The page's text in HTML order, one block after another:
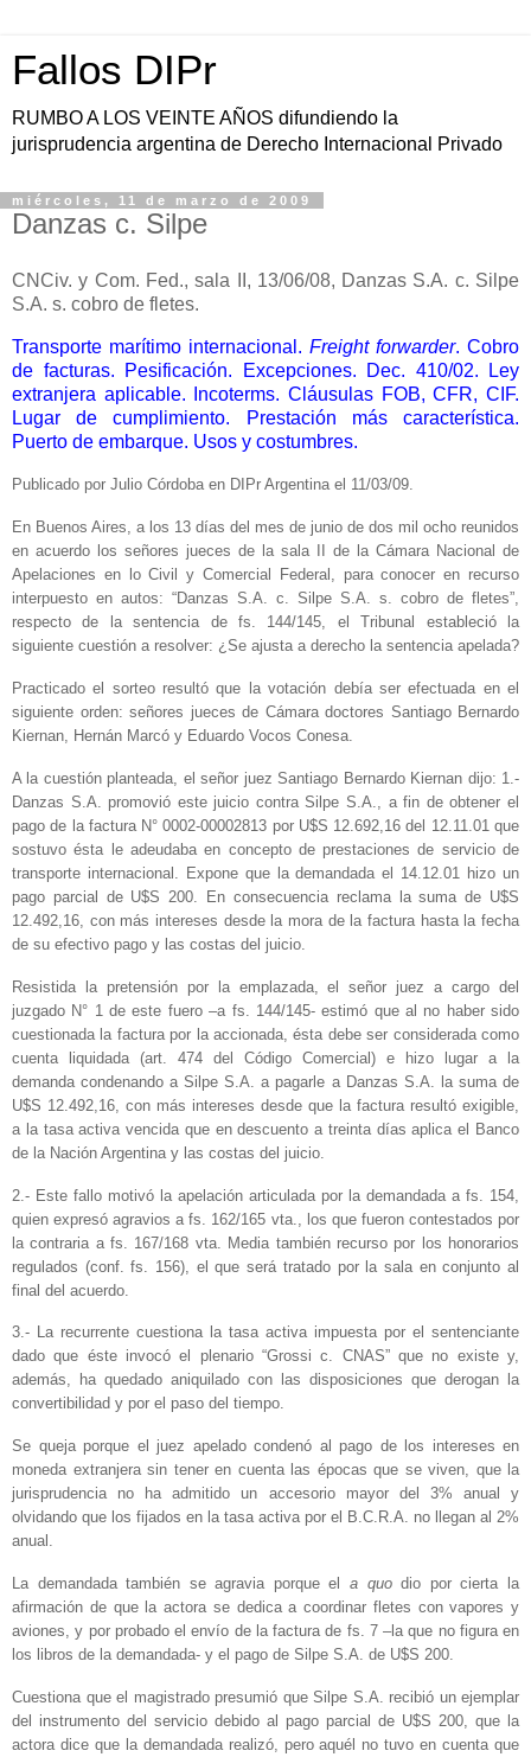
Fallos DIPr
RUMBO A LOS VEINTE AÑOS difundiendo la
jurisprudencia argentina de Derecho Internacional Privado
miércoles, 11 de marzo de 2009
Danzas c. Silpe
CNCiv. y Com. Fed., sala II, 13/06/08, Danzas S.A. c. Silpe
S.A. s. cobro de fletes.
Transporte marítimo internacional. Freight forwarder. Cobro
de facturas. Pesificación. Excepciones. Dec. 410/02. Ley
extranjera aplicable. Incoterms. Cláusulas FOB, CFR, CIF.
Lugar de cumplimiento. Prestación más característica.
Puerto de embarque. Usos y costumbres.
Publicado por Julio Córdoba en DIPr Argentina el 11/03/09.
En Buenos Aires, a los 13 días del mes de junio de dos mil ocho reunidos
en acuerdo los señores jueces de la sala II de la Cámara Nacional de
Apelaciones en lo Civil y Comercial Federal, para conocer en recurso
interpuesto en autos: “Danzas S.A. c. Silpe S.A. s. cobro de fletes”,
respecto de la sentencia de fs. 144/145, el Tribunal estableció la
siguiente cuestión a resolver: ¿Se ajusta a derecho la sentencia apelada?
Practicado el sorteo resultó que la votación debía ser efectuada en el
siguiente orden: señores jueces de Cámara doctores Santiago Bernardo
Kiernan, Hernán Marcó y Eduardo Vocos Conesa.
A la cuestión planteada, el señor juez Santiago Bernardo Kiernan dijo: 1.-
Danzas S.A. promovió este juicio contra Silpe S.A., a fin de obtener el
pago de la factura N° 0002-00002813 por U$S 12.692,16 del 12.11.01 que
sostuvo ésta le adeudaba en concepto de prestaciones de servicio de
transporte internacional. Expone que la demandada el 14.12.01 hizo un
pago parcial de U$S 200. En consecuencia reclama la suma de U$S
12.492,16, con más intereses desde la mora de la factura hasta la fecha
de su efectivo pago y las costas del juicio.
Resistida la pretensión por la emplazada, el señor juez a cargo del
juzgado N° 1 de este fuero –a fs. 144/145- estimó que al no haber sido
cuestionada la factura por la accionada, ésta debe ser considerada como
cuenta liquidada (art. 474 del Código Comercial) e hizo lugar a la
demanda condenando a Silpe S.A. a pagarle a Danzas S.A. la suma de
U$S 12.492,16, con más intereses desde que la factura resultó exigible,
a la tasa activa vencida que en descuento a treinta días aplica el Banco
de la Nación Argentina y las costas del juicio.
2.- Este fallo motivó la apelación articulada por la demandada a fs. 154,
quien expresó agravios a fs. 162/165 vta., los que fueron contestados por
la contraria a fs. 167/168 vta. Media también recurso por los honorarios
regulados (conf. fs. 156), el que será tratado por la sala en conjunto al
final del acuerdo.
3.- La recurrente cuestiona la tasa activa impuesta por el sentenciante
dado que éste invocó el plenario “Grossi c. CNAS” que no existe y,
además, ha quedado aniquilado con las disposiciones que derogan la
convertibilidad y por el paso del tiempo.
Se queja porque el juez apelado condenó al pago de los intereses en
moneda extranjera sin tener en cuenta las épocas que se viven, que la
jurisprudencia no ha admitido un accesorio mayor del 3% anual y
olvidando que los fijados en la tasa activa por el B.C.R.A. no llegan al 2%
anual.
La demandada también se agravia porque ela quodio por cierta la
afirmación de que la actora se dedica a coordinar fletes con vapores y
aviones, y por probado el envío de la factura de fs. 7 –la que no figura en
los libros de la demandada- y el pago de Silpe S.A. de U$S 200.
Cuestiona que el magistrado presumió que Silpe S.A. recibió un ejemplar
del instrumento del servicio debido al pago parcial de U$S 200, que la
actora dice que la demandada realizó, pero aquél no tuvo en cuenta que